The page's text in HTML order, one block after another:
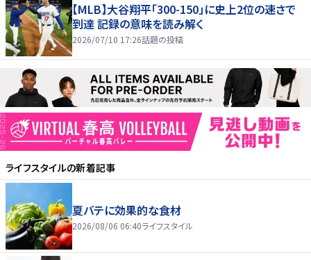
【MLB】大谷翔平「300-150」に史上2位の速さで
到達 記録の意味を読み解く
2026/07/10 17:26話題の投稿
ライフスタイルの新着記事
夏バテに効果的な食材
2026/08/06 06:40ライフスタイル